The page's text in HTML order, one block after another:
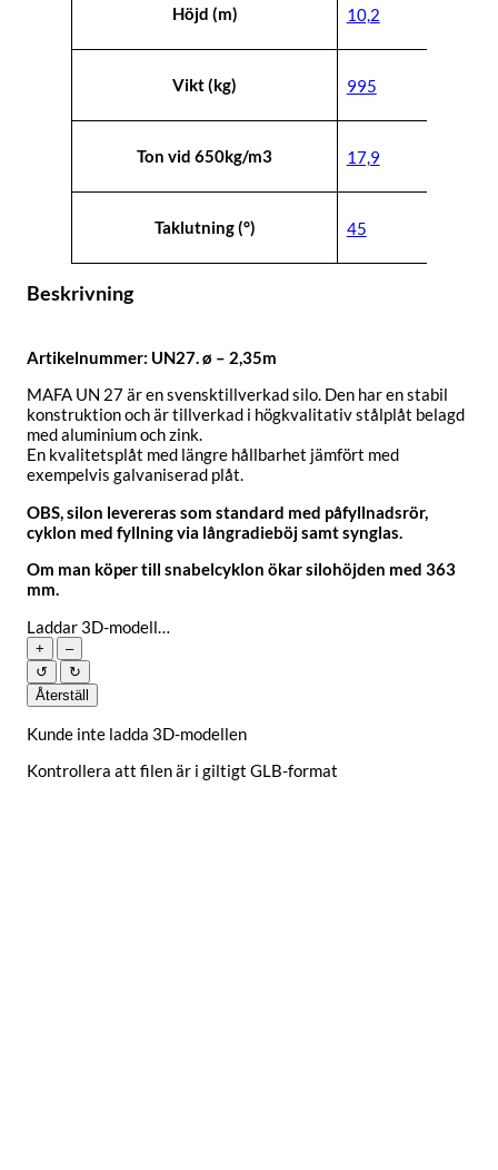
Höjd (m) 10,2
Vikt (kg) 995
Ton vid 650kg/m3 17,9
Taklutning (°) 45
Beskrivning
Artikelnummer: UN27. ø – 2,35m
MAFA UN 27 är en svensktillverkad silo. Den har en stabil
konstruktion och är tillverkad i högkvalitativ stålplåt belagd
med aluminium och zink.
En kvalitetsplåt med längre hållbarhet jämfört med
exempelvis galvaniserad plåt.
OBS, silon levereras som standard med påfyllnadsrör,
cyklon med fyllning via långradieböj samt synglas.
Om man köper till snabelcyklon ökar silohöjden med 363
mm.
Laddar 3D-modell…
+
–
↺
↻
Återställ
Kunde inte ladda 3D-modellen
Kontrollera att filen är i giltigt GLB-format